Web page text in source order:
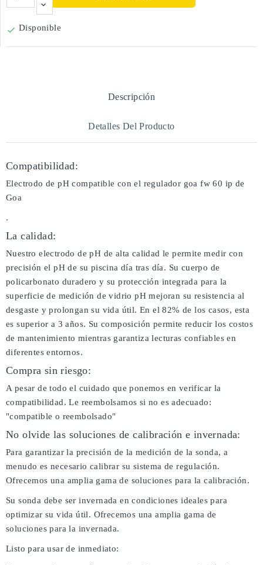
 Disponible
Descripción
Detalles Del Producto
Compatibilidad:
Electrodo de pH compatible con el regulador goa fw 60 ip de
Goa
.
La calidad:
Nuestro electrodo de pH de alta calidad le permite medir con
precisión el pH de su piscina día tras día. Su cuerpo de
policarbonato duradero y su protección integrada para la
superficie de medición de vidrio pH mejoran su resistencia al
desgaste y prolongan su vida útil. En el 82% de los casos, esta
es superior a 3 años. Su composición permite reducir los costos
de mantenimiento mientras garantiza lecturas confiables en
diferentes entornos.
Compra sin riesgo:
A pesar de todo el cuidado que ponemos en verificar la
compatibilidad. Le reembolsamos si no es adecuado:
"compatible o reembolsado"
No olvide las soluciones de calibración e invernada:
Para garantizar la precisión de la medición de la sonda, a
menudo es necesario calibrar su sistema de regulación.
Ofrecemos una amplia gama de soluciones para la calibración.
Su sonda debe ser invernada en condiciones ideales para
optimizar su vida útil. Ofrecemos una amplia gama de
soluciones para la invernada.
Listo para usar de inmediato: